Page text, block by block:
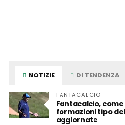
NOTIZIE DI TENDENZA
FANTACALCIO
Fantacalcio,
formazioni tipo
aggiornate